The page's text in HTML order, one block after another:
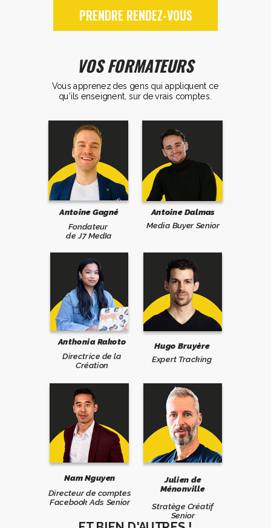
PRENDRE RENDEZ-VOUS
VOS FORMATEURS
Antoine Gagné
Fondateur
de J7 MedIa
Antoine Dalmas
Media Buyer Senior
Nam Nguyen
Directeur de comptes
Facebook Ads Senior
Hugo Bruyère
Expert Tracking
Julien de
Ménonville
Stratège Créatif
Senior
Vous apprenez des gens qui appliquent ce
qu'ils enseignent, sur de vrais comptes.
Anthonia Rakoto
Directrice de la
Création